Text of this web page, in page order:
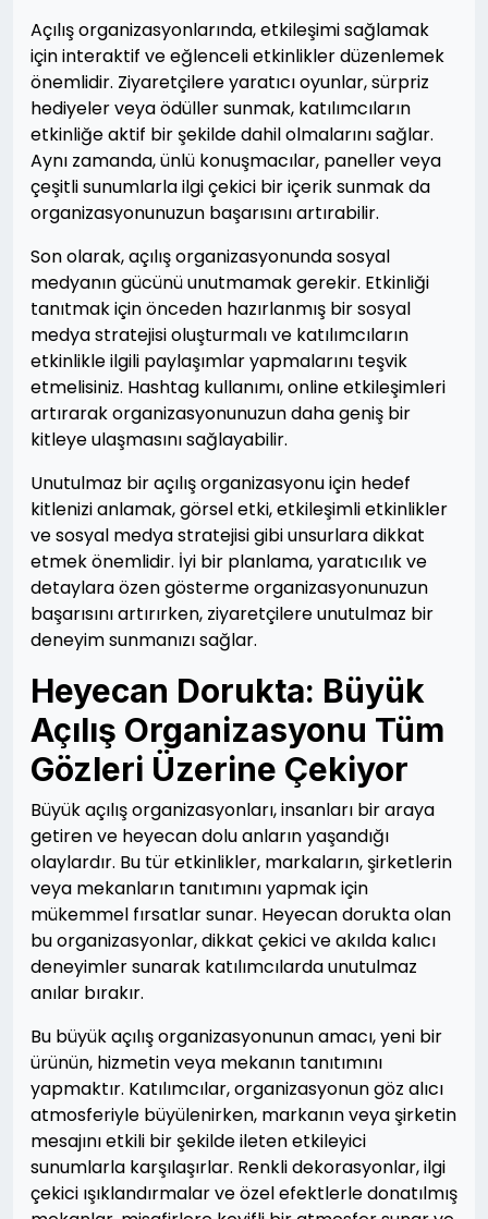
Açılış organizasyonlarında, etkileşimi sağlamak
için interaktif ve eğlenceli etkinlikler düzenlemek
önemlidir. Ziyaretçilere yaratıcı oyunlar, sürpriz
hediyeler veya ödüller sunmak, katılımcıların
etkinliğe aktif bir şekilde dahil olmalarını sağlar.
Aynı zamanda, ünlü konuşmacılar, paneller veya
çeşitli sunumlarla ilgi çekici bir içerik sunmak da
organizasyonunuzun başarısını artırabilir.
Son olarak, açılış organizasyonunda sosyal
medyanın gücünü unutmamak gerekir. Etkinliği
tanıtmak için önceden hazırlanmış bir sosyal
medya stratejisi oluşturmalı ve katılımcıların
etkinlikle ilgili paylaşımlar yapmalarını teşvik
etmelisiniz. Hashtag kullanımı, online etkileşimleri
artırarak organizasyonunuzun daha geniş bir
kitleye ulaşmasını sağlayabilir.
Unutulmaz bir açılış organizasyonu için hedef
kitlenizi anlamak, görsel etki, etkileşimli etkinlikler
ve sosyal medya stratejisi gibi unsurlara dikkat
etmek önemlidir. İyi bir planlama, yaratıcılık ve
detaylara özen gösterme organizasyonunuzun
başarısını artırırken, ziyaretçilere unutulmaz bir
deneyim sunmanızı sağlar.
Heyecan Dorukta: Büyük
Açılış Organizasyonu Tüm
Gözleri Üzerine Çekiyor
Büyük açılış organizasyonları, insanları bir araya
getiren ve heyecan dolu anların yaşandığı
olaylardır. Bu tür etkinlikler, markaların, şirketlerin
veya mekanların tanıtımını yapmak için
mükemmel fırsatlar sunar. Heyecan dorukta olan
bu organizasyonlar, dikkat çekici ve akılda kalıcı
deneyimler sunarak katılımcılarda unutulmaz
anılar bırakır.
Bu büyük açılış organizasyonunun amacı, yeni bir
ürünün, hizmetin veya mekanın tanıtımını
yapmaktır. Katılımcılar, organizasyonun göz alıcı
atmosferiyle büyülenirken, markanın veya şirketin
mesajını etkili bir şekilde ileten etkileyici
sunumlarla karşılaşırlar. Renkli dekorasyonlar, ilgi
çekici ışıklandırmalar ve özel efektlerle donatılmış